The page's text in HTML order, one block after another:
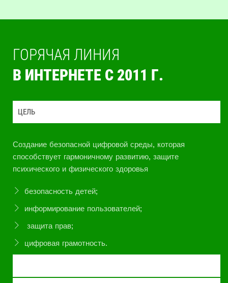
ГОРЯЧАЯ ЛИНИЯ
В ИНТЕРНЕТЕ С 2011 Г.
ЦЕЛЬ
Создание безопасной цифровой среды, которая
способствует гармоничному развитию, защите
психического и физического здоровья
безопасность детей;
информирование пользователей;
защита прав;
цифровая грамотность.